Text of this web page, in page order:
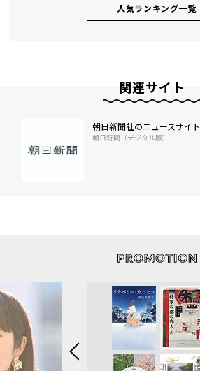
人気ランキング⼀覧
関連サイト
朝日新聞社のニュースサイト
朝日新聞（デジタル版）